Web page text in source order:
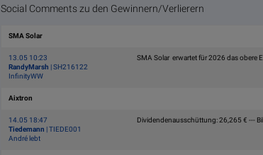
Social Comments zu den Gewinnern/Verlierern
SMA Solar
13.05 10:23
RandyMarsh | SH216122
InfinityWW
SMA Solar erwartet für 2026 das obere
Aixtron
14.05 18:47
Tiedemann | TIEDE001
André lebt
Dividendenausschüttung: 26,265 € ---